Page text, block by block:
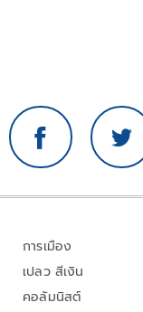
การเมือง
เปลว สีเงิน
คอลัมนิสต์